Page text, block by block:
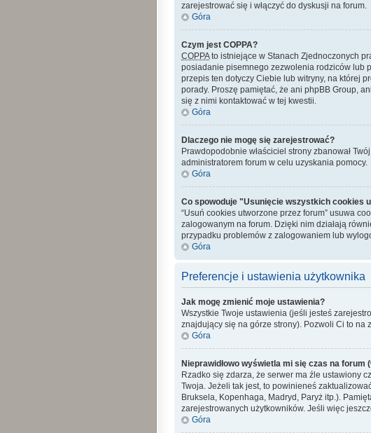
zarejestrować się i włączyć do dyskusji na forum.
Góra
Czym jest COPPA?
COPPAto istniejące w Stanach Zjednoczonych
posiadanie pisemnego zezwolenia rodziców lub
przepis ten dotyczy Ciebie lub witryny, na której
porady. Proszę pamiętać, że ani phpBB Group,
się z nimi kontaktować w tej kwestii.
Góra
Dlaczego nie mogę się zarejestrować?
Prawdopodobnie właściciel strony zbanował
administratorem forum w celu uzyskania pomocy.
Góra
Co spowoduje "Usunięcie wszystkich cookies
“Usuń cookies utworzone przez forum” usuwa
zalogowanym na forum. Dzięki nim działają
przypadku problemów z zalogowaniem lub
Góra
Preferencje i ustawienia użytkownika
Jak mogę zmienić moje ustawienia?
Wszystkie Twoje ustawienia (jeśli jesteś
znajdujący się na górze strony). Pozwoli Ci to na
Góra
Nieprawidłowo wyświetla mi się czas na forum
Rzadko się zdarza, że serwer ma źle ustawiony
Twoja. Jeżeli tak jest, to powinieneś
Bruksela, Kopenhaga, Madryd, Paryż itp.).
zarejestrowanych użytkowników. Jeśli więc
Góra